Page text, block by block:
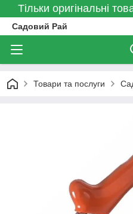
Тільки оригінальні
Садовий Рай
Товари та послуги